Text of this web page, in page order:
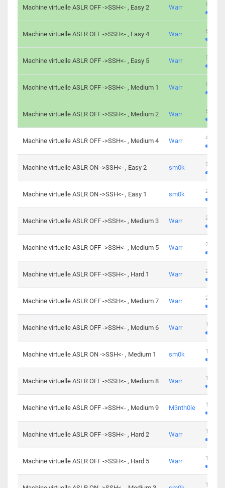
Machine virtuelle ASLR OFF ->SSH<- , Easy 2 Warr 681
Machine virtuelle ASLR OFF ->SSH<- , Easy 4 Warr 645
Machine virtuelle ASLR OFF ->SSH<- , Easy 5 Warr 561
Machine virtuelle ASLR OFF ->SSH<- , Medium 1 Warr 605
Machine virtuelle ASLR OFF ->SSH<- , Medium 2 Warr 509
Machine virtuelle ASLR OFF ->SSH<- , Medium 4 Warr 413
Machine virtuelle ASLR ON ->SSH<- , Easy 2 sm0k 247
Machine virtuelle ASLR ON ->SSH<- , Easy 1 sm0k 219
Machine virtuelle ASLR OFF ->SSH<- , Medium 3 Warr 280
Machine virtuelle ASLR OFF ->SSH<- , Medium 5 Warr 265
Machine virtuelle ASLR OFF ->SSH<- , Hard 1 Warr 224
Machine virtuelle ASLR OFF ->SSH<- , Medium 7 Warr 230
Machine virtuelle ASLR OFF ->SSH<- , Medium 6 Warr 168
Machine virtuelle ASLR ON ->SSH<- , Medium 1 sm0k 139
Machine virtuelle ASLR OFF ->SSH<- , Medium 8 Warr 112
Machine virtuelle ASLR OFF ->SSH<- , Medium 9 M3nth0le 100
Machine virtuelle ASLR OFF ->SSH<- , Hard 2 Warr 176
Machine virtuelle ASLR OFF ->SSH<- , Hard 5 Warr 115
115